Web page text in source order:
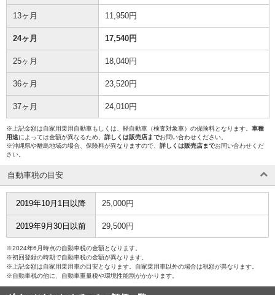
13ヶ月 11,950円
24ヶ月 17,540円
25ヶ月 18,040円
36ヶ月 23,520円
37ヶ月 24,010円
※上記金額は自家用乗用自動車もしくは、軽自動車（検査対象車）の保険料となります。 車種
用途によっては金額が異なるため、 詳しくは販売店までお問い合わせください。
※沖縄県や離島地域の場合、保険料が異なりますので、 詳しくは販売店までお問い合わせくだ
さい。
自動車税の目安
2019年10月1日以降 25,000円
2019年9月30日以前 29,500円
※2024年6月時点の自動車税の金額となります。
※初回登録の時期で自動車税の金額が異なります。
※上記金額は自家用乗用車の目安となります。自家乗用車以外の場合は税額が異なります。
※自動車税の他に、自動車重量税や環境性能割がかかります。